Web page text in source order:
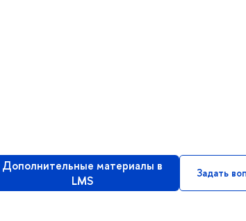
Дополнительные материалы в
LMS
Задать